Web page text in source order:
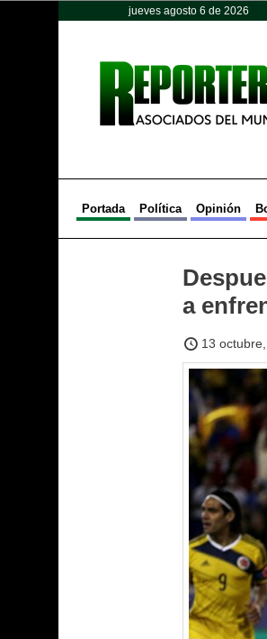
jueves agosto 6 de 2026
Portada Política Opinión
a
13
Opinión Política